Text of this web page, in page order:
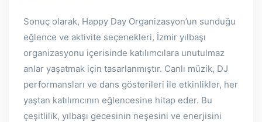
Sonuç olarak, Happy Day Organizasyon’un sunduğu
eğlence ve aktivite seçenekleri, İzmir yılbaşı
organizasyonu içerisinde katılımcılara unutulmaz
anlar yaşatmak için tasarlanmıştır. Canlı müzik, DJ
performansları ve dans gösterileri ile etkinlikler, her
yaştan katılımcının eğlencesine hitap eder. Bu
çeşitlilik, yılbaşı gecesinin neşesini ve enerjisini